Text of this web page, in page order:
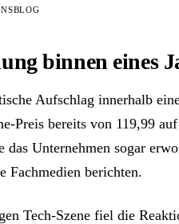
binnen eines
Aufschlag innerhalb
Preis bereits von 119,99
das Unternehmen sogar
Fachmedien berichten.
Tech-Szene fiel die